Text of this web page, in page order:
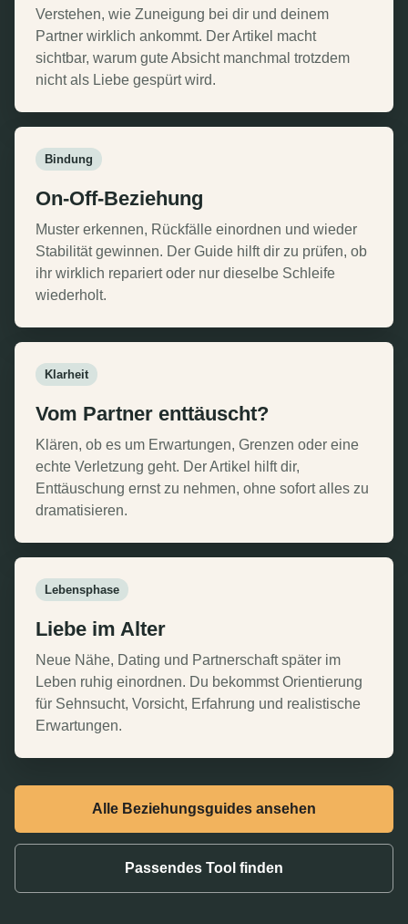
Verstehen, wie Zuneigung bei dir und deinem
Partner wirklich ankommt. Der Artikel macht
sichtbar, warum gute Absicht manchmal trotzdem
nicht als Liebe gespürt wird.
Bindung
On-Off-Beziehung
Muster erkennen, Rückfälle einordnen und wieder
Stabilität gewinnen. Der Guide hilft dir zu prüfen, ob
ihr wirklich repariert oder nur dieselbe Schleife
wiederholt.
Klarheit
Vom Partner enttäuscht?
Klären, ob es um Erwartungen, Grenzen oder eine
echte Verletzung geht. Der Artikel hilft dir,
Enttäuschung ernst zu nehmen, ohne sofort alles zu
dramatisieren.
Lebensphase
Liebe im Alter
Neue Nähe, Dating und Partnerschaft später im
Leben ruhig einordnen. Du bekommst Orientierung
für Sehnsucht, Vorsicht, Erfahrung und realistische
Erwartungen.
Alle Beziehungsguides ansehen
Passendes Tool finden